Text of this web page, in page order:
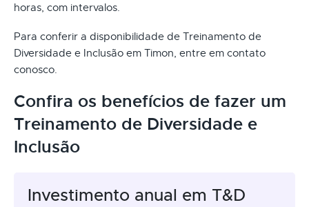
horas, com intervalos.
Para conferir a disponibilidade de Treinamento de
Diversidade e Inclusão em Timon, entre em contato
conosco.
Confira os benefícios de fazer um
Treinamento de Diversidade e
Inclusão
Investimento anual em T&D